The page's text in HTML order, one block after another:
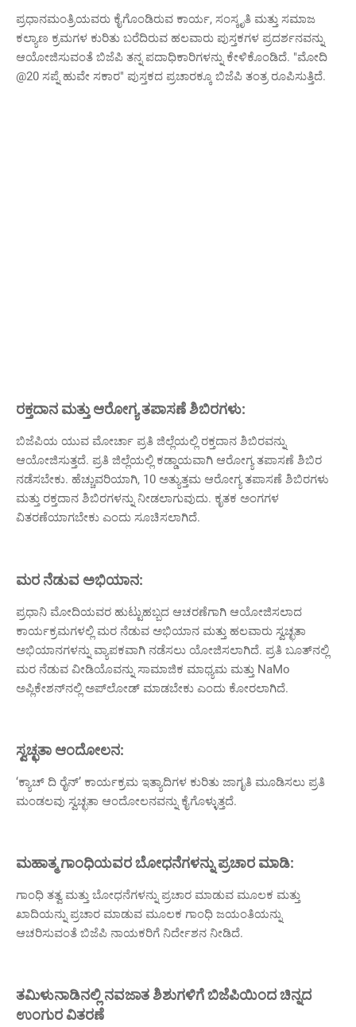
ಪ್ರಧಾನಮಂತ್ರಿಯವರು ಕೈಗೊಂಡಿರುವ ಕಾರ್ಯ, ಸಂಸ್ಕೃತಿ ಮತ್ತು ಸಮಾಜ
ಕಲ್ಯಾಣ ಕ್ರಮಗಳ ಕುರಿತು ಬರೆದಿರುವ ಹಲವಾರು ಪುಸ್ತಕಗಳ ಪ್ರದರ್ಶನವನ್ನು
ಆಯೋಜಿಸುವಂತೆ ಬಿಜೆಪಿ ತನ್ನ ಪದಾಧಿಕಾರಿಗಳನ್ನು ಕೇಳಿಕೊಂಡಿದೆ. "ಮೋದಿ
@20 ಸಪ್ನೆ ಹುವೇ ಸಕಾರ" ಪುಸ್ತಕದ ಪ್ರಚಾರಕ್ಕೂ ಬಿಜೆಪಿ ತಂತ್ರ ರೂಪಿಸುತ್ತಿದೆ.
ರಕ್ತದಾನ ಮತ್ತು ಆರೋಗ್ಯ ತಪಾಸಣೆ ಶಿಬಿರಗಳು:
ಬಿಜೆಪಿಯ ಯುವ ಮೋರ್ಚಾ ಪ್ರತಿ ಜಿಲ್ಲೆಯಲ್ಲಿ ರಕ್ತದಾನ ಶಿಬಿರವನ್ನು
ಆಯೋಜಿಸುತ್ತದೆ. ಪ್ರತಿ ಜಿಲ್ಲೆಯಲ್ಲಿ ಕಡ್ಡಾಯವಾಗಿ ಆರೋಗ್ಯ ತಪಾಸಣೆ ಶಿಬಿರ
ನಡೆಸಬೇಕು. ಹೆಚ್ಚುವರಿಯಾಗಿ, 10 ಅತ್ಯುತ್ತಮ ಆರೋಗ್ಯ ತಪಾಸಣೆ ಶಿಬಿರಗಳು
ಮತ್ತು ರಕ್ತದಾನ ಶಿಬಿರಗಳನ್ನು ನೀಡಲಾಗುವುದು. ಕೃತಕ ಅಂಗಗಳ
ವಿತರಣೆಯಾಗಬೇಕು ಎಂದು ಸೂಚಿಸಲಾಗಿದೆ.
ಮರ ನೆಡುವ ಅಭಿಯಾನ:
ಪ್ರಧಾನಿ ಮೋದಿಯವರ ಹುಟ್ಟುಹಬ್ಬದ ಆಚರಣೆಗಾಗಿ ಆಯೋಜಿಸಲಾದ
ಕಾರ್ಯಕ್ರಮಗಳಲ್ಲಿ ಮರ ನೆಡುವ ಅಭಿಯಾನ ಮತ್ತು ಹಲವಾರು ಸ್ವಚ್ಛತಾ
ಅಭಿಯಾನಗಳನ್ನು ವ್ಯಾಪಕವಾಗಿ ನಡೆಸಲು ಯೋಜಿಸಲಾಗಿದೆ. ಪ್ರತಿ ಬೂತ್‌ನಲ್ಲಿ
ಮರ ನೆಡುವ ವೀಡಿಯೊವನ್ನು ಸಾಮಾಜಿಕ ಮಾಧ್ಯಮ ಮತ್ತು NaMo
ಅಪ್ಲಿಕೇಶನ್‌ನಲ್ಲಿ ಅಪ್‌ಲೋಡ್ ಮಾಡಬೇಕು ಎಂದು ಕೋರಲಾಗಿದೆ.
ಸ್ವಚ್ಛತಾ ಆಂದೋಲನ:
‘ಕ್ಯಾಚ್ ದಿ ರೈನ್’ ಕಾರ್ಯಕ್ರಮ ಇತ್ಯಾದಿಗಳ ಕುರಿತು ಜಾಗೃತಿ ಮೂಡಿಸಲು ಪ್ರತಿ
ಮಂಡಲವು ಸ್ವಚ್ಛತಾ ಆಂದೋಲನವನ್ನು ಕೈಗೊಳ್ಳುತ್ತದೆ.
ಮಹಾತ್ಮ ಗಾಂಧಿಯವರ ಬೋಧನೆಗಳನ್ನು ಪ್ರಚಾರ ಮಾಡಿ:
ಗಾಂಧಿ ತತ್ವ ಮತ್ತು ಬೋಧನೆಗಳನ್ನು ಪ್ರಚಾರ ಮಾಡುವ ಮೂಲಕ ಮತ್ತು
ಖಾದಿಯನ್ನು ಪ್ರಚಾರ ಮಾಡುವ ಮೂಲಕ ಗಾಂಧಿ ಜಯಂತಿಯನ್ನು
ಆಚರಿಸುವಂತೆ ಬಿಜೆಪಿ ನಾಯಕರಿಗೆ ನಿರ್ದೇಶನ ನೀಡಿದೆ.
ತಮಿಳುನಾಡಿನಲ್ಲಿ ನವಜಾತ ಶಿಶುಗಳಿಗೆ ಬಿಜೆಪಿಯಿಂದ ಚಿನ್ನದ
ಉಂಗುರ ವಿತರಣೆ